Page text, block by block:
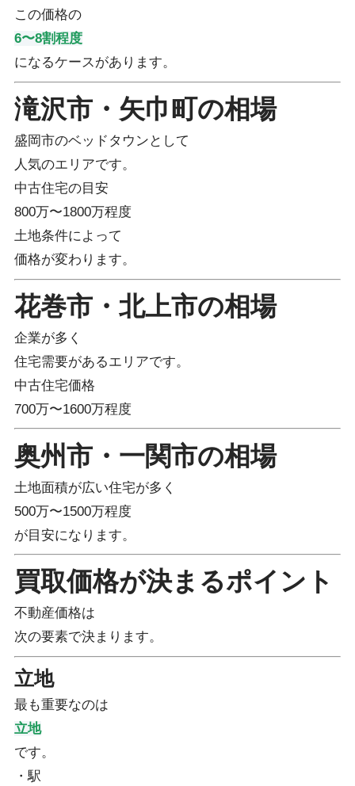
この価格の
6〜8割程度
になるケースがあります。
滝沢市・矢巾町の相場
盛岡市のベッドタウンとして
人気のエリアです。
中古住宅の目安
800万〜1800万程度
土地条件によって
価格が変わります。
花巻市・北上市の相場
企業が多く
住宅需要があるエリアです。
中古住宅価格
700万〜1600万程度
奥州市・一関市の相場
土地面積が広い住宅が多く
500万〜1500万程度
が目安になります。
買取価格が決まるポイント
不動産価格は
次の要素で決まります。
立地
最も重要なのは
立地
です。
・駅